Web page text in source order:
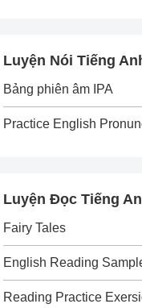
Luyện Nói Tiếng
Bảng phiên âm IPA
Practice English
Luyện Đọc Tiếng
Fairy Tales
English Reading
Reading Practice